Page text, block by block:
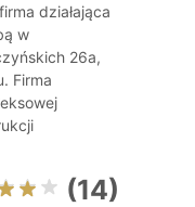
działająca
w
26a,
Firma
(14)